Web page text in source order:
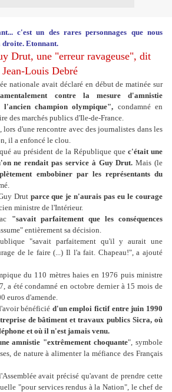
c'est un des rares personnages que nous
droite. Etonnant.
Drut, une "erreur ravageuse", dit
Jean-Louis Debré
nationale avait déclaré en début de matinée sur
contre la mesure d'amnistie
champion olympique", condamné en
des marchés publics d'Ile-de-France.
lors d'une rencontre avec des journalistes dans les
il a enfoncé le clou.
au président de la République que c'était une
ne rendait pas service à Guy Drut. Mais (le
embobiner par les représentants du
Drutparce que je n'aurais pas eu le courage
ministre de l'Intérieur.
"savait parfaitement que les conséquences
entièrement sa décision.
"savait parfaitement qu'il y aurait une
de le faire (...) Il l'a fait. Chapeau!", a ajouté
du 110 mètres haies en 1976 puis ministre
a été condamné en octobre dernier à 15 mois de
euros d'amende.
bénéficié d'un emploi fictif entre juin 1990
de bâtiment et travaux publics Sicra, où
et où il n'est jamais venu.
amnistie "extrêmement choquante", symbole
de nature à alimenter la méfiance des Français
avait précisé qu'avant de prendre cette
"pour services rendus à la Nation", le chef de